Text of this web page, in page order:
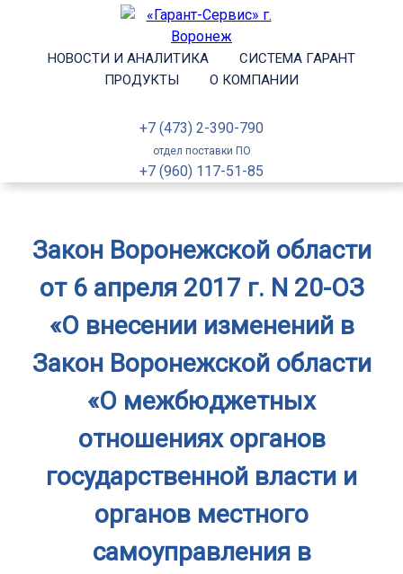
НОВОСТИ И АНАЛИТИКА
СИСТЕМА ГАРАНТ
ПРОДУКТЫ
О КОМПАНИИ
+7 (473) 2-390-790
отдел поставки ПО
+7 (960) 117-51-85
Закон Воронежской области
от 6 апреля 2017 г. N 20-ОЗ
«О внесении изменений в
Закон Воронежской области
«О межбюджетных
отношениях органов
государственной власти и
органов местного
самоуправления в